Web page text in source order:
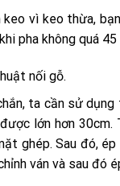
keo vì keo thừa,
pha không quá 45
nối gỗ.
ta cần sử
lớn hơn
ghép. Sau đó,
ván và sau đó